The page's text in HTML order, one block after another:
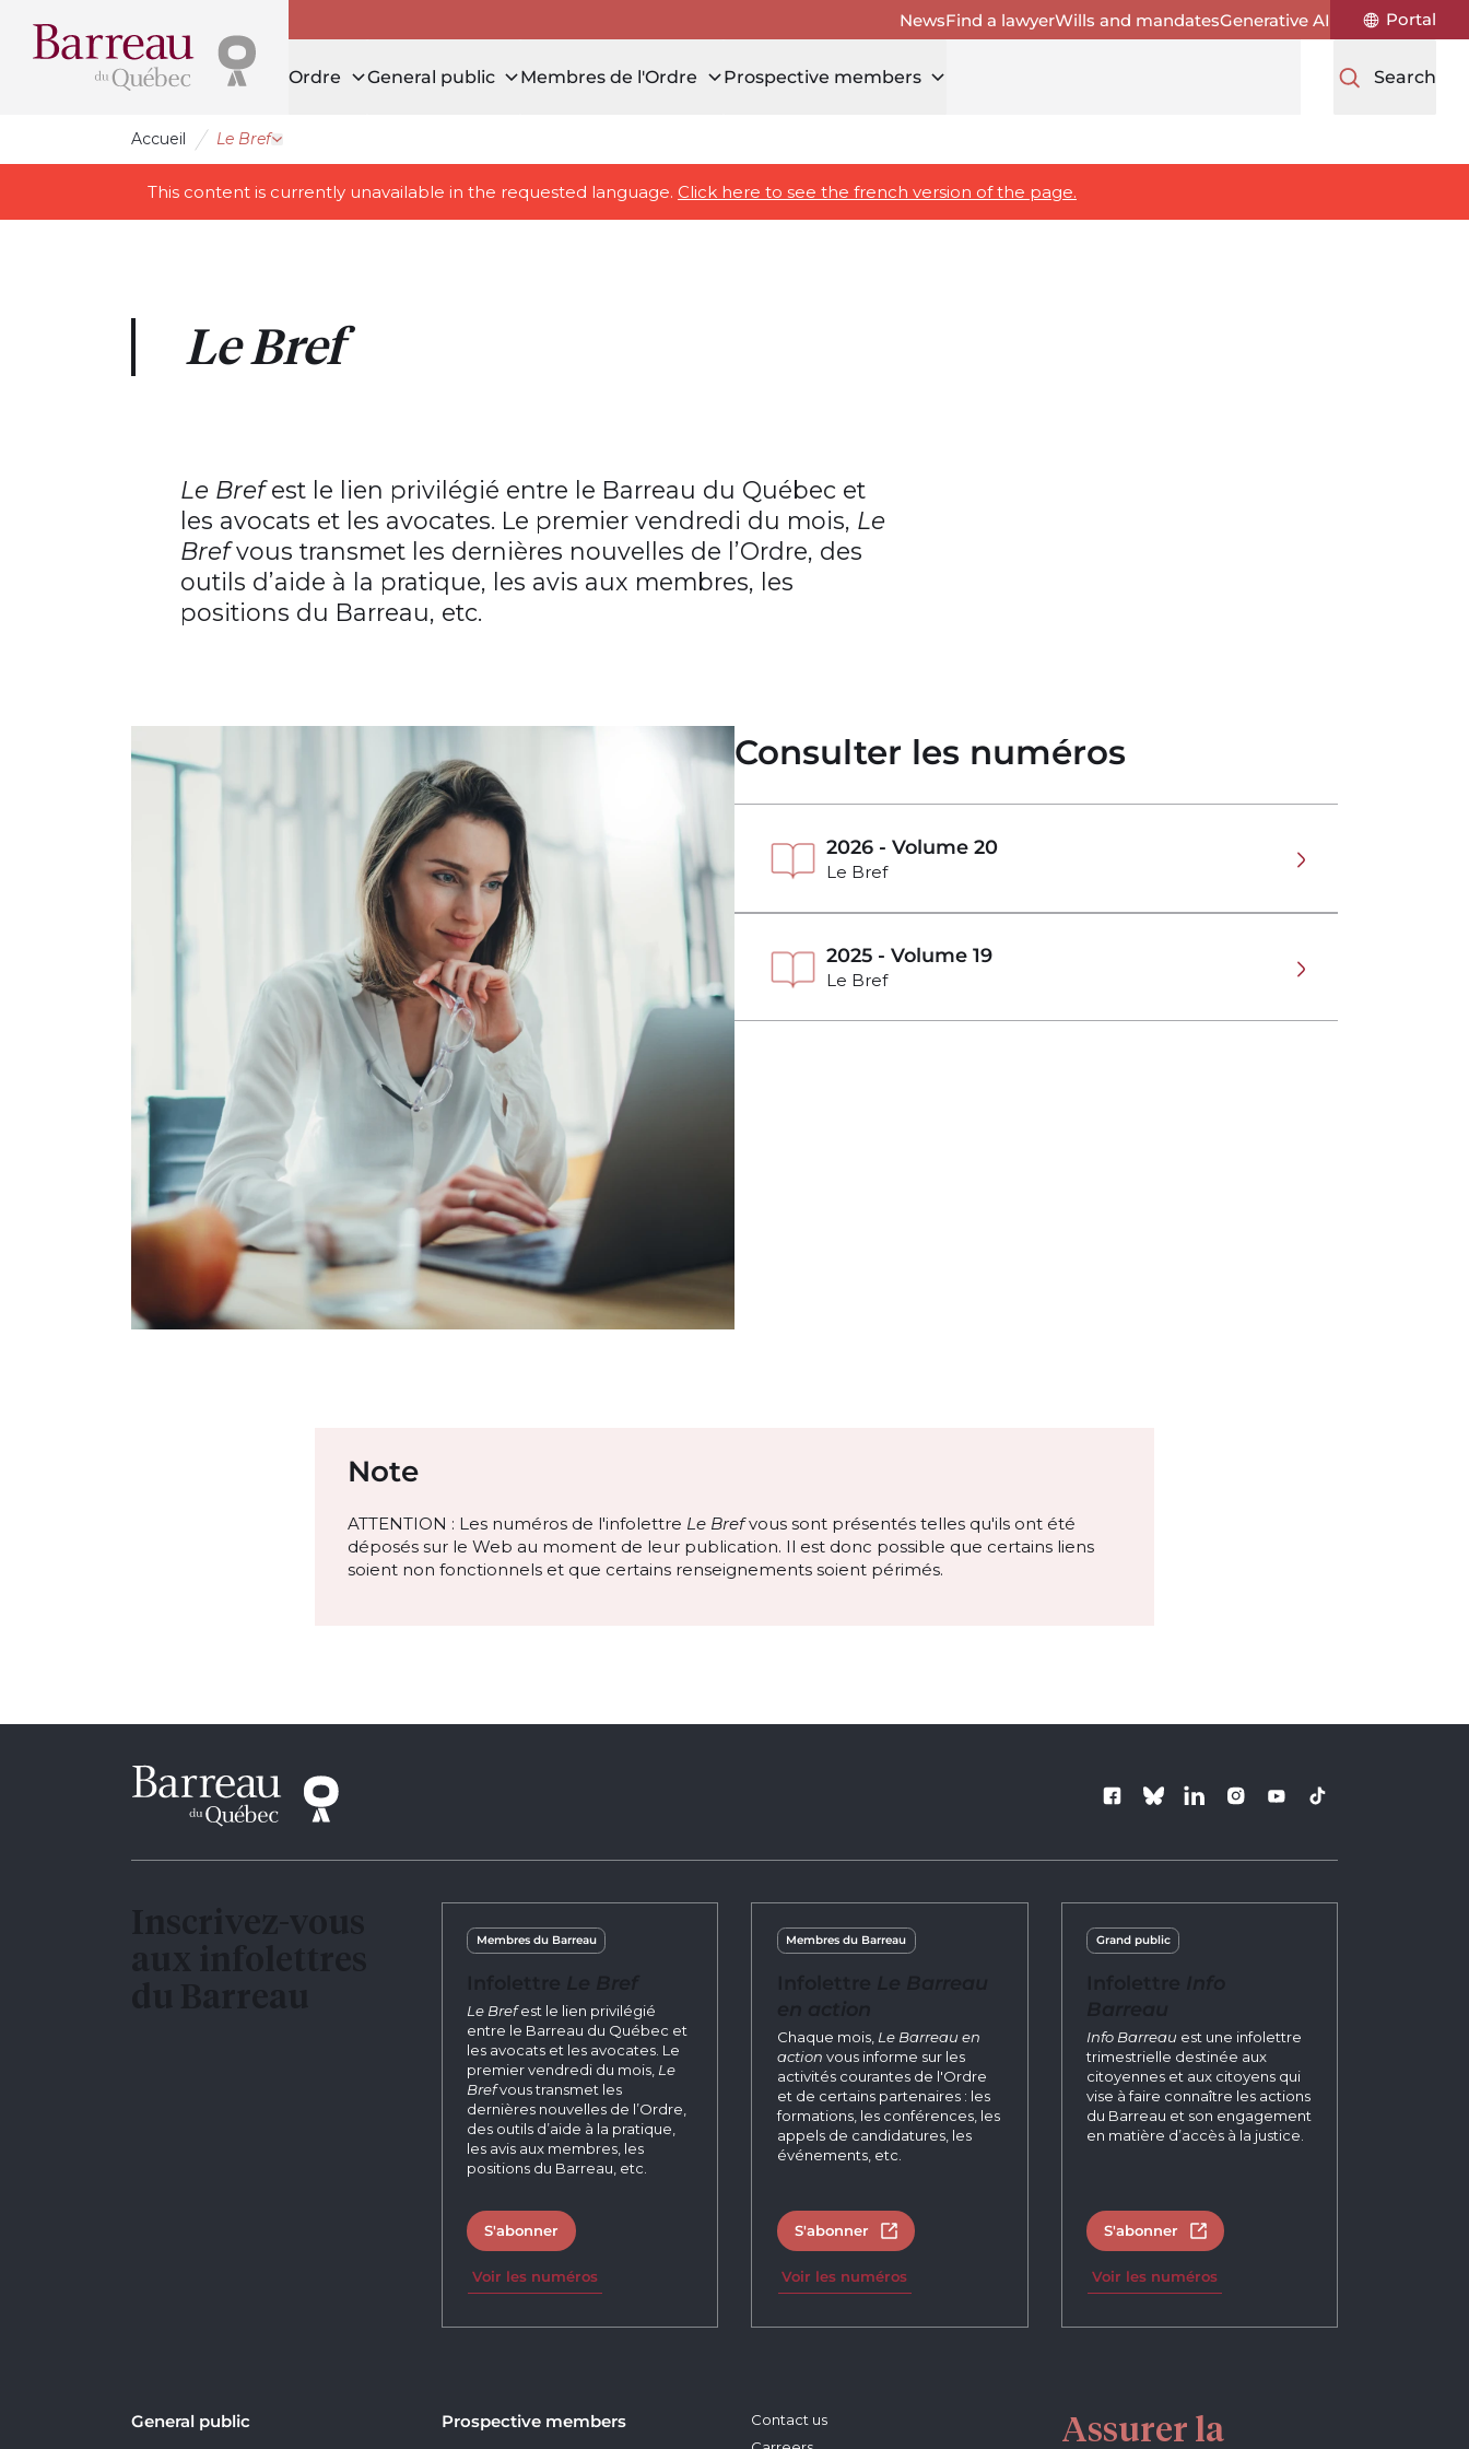
NewsFind a lawyerWills and mandatesGenerative AI Portal
Ordre General public Membres de l'Ordre Prospective members Search
Accueil Le Bref Open drawer _Le Bref_
This content is currently unavailable in the requested language. Click here to see the french version of the page.
Le Bref
Le Brefest le lien privilégié entre le Barreau du Québec et
les avocats et les avocates. Le premier vendredi du mois, Le
Brefvous transmet les dernières nouvelles de l’Ordre, des
outils d’aide à la pratique, les avis aux membres, les
positions du Barreau, etc.
Consulter les numéros
2026 - Volume 20
Le Bref
2025 - Volume 19
Le Bref
Note
ATTENTION : Les numéros de l'infolettre Le Brefvous sont présentés telles qu'ils ont été
déposés sur le Web au moment de leur publication. Il est donc possible que certains liens
soient non fonctionnels et que certains renseignements soient périmés.
Membres du Barreau
Le Brefest le lien privilégié
entre le Barreau du Québec et
les avocats et les avocates. Le
premier vendredi du mois, Le
Brefvous transmet les
dernières nouvelles de l’Ordre,
des outils d’aide à la pratique,
les avis aux membres, les
positions du Barreau, etc.
S'abonner
Voir les numéros
Membres du Barreau
Chaque mois, Le Barreau en
action vous informe sur les
activités courantes de l'Ordre
et de certains partenaires : les
formations, les conférences, les
appels de candidatures, les
événements, etc.
S'abonner Open in new tab
Voir les numéros
Grand public
Info Barreau est une infolettre
trimestrielle destinée aux
citoyennes et aux citoyens qui
vise à faire connaître les actions
du Barreau et son engagement
en matière d’accès à la justice.
S'abonner Open in new tab
Voir les numéros
General public Prospective members
Contact us
Assurer la